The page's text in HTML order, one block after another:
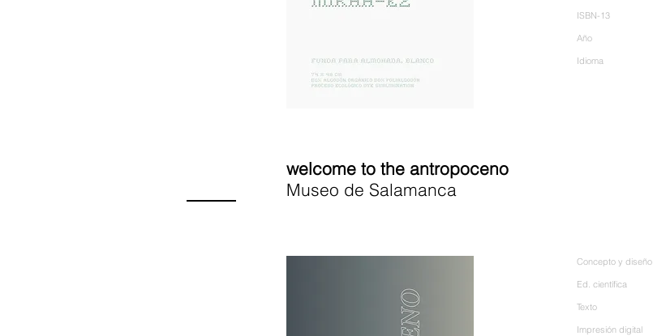
ISBN-13
Año
Idioma
welcome to the antropoceno
Museo de Salamanca
Concepto y diseño
Ed. científica
Texto
Impresión digital